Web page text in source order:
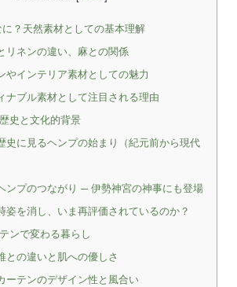
？天然素材としての基本理解
リネンの違い、麻との関係
やインテリア素材としての魅力
ナブル素材として注目される理由
史と文化的背景
史に見るヘンプの始まり（紀元前から現代
ンプのつながり ─ 伊勢神宮の神事にも登場
姿を消し、いま再評価されているのか？
ンで変わる暮らし
との違いと肌への優しさ
ーテンのデザイン性と風合い